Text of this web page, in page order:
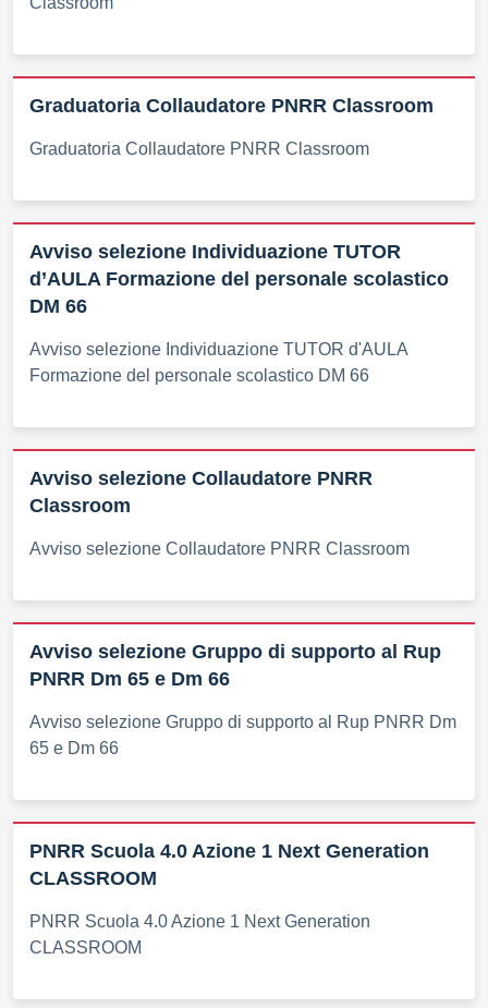
Graduatoria Collaudatore PNRR Classroom
Graduatoria Collaudatore PNRR Classroom
Avviso selezione Individuazione TUTOR
d’AULA Formazione del personale scolastico
DM 66
Avviso selezione Individuazione TUTOR d'AULA
Formazione del personale scolastico DM 66
Avviso selezione Collaudatore PNRR
Classroom
Avviso selezione Collaudatore PNRR Classroom
Avviso selezione Gruppo di supporto al Rup
PNRR Dm 65 e Dm 66
Avviso selezione Gruppo di supporto al Rup PNRR Dm
65 e Dm 66
PNRR Scuola 4.0 Azione 1 Next Generation
CLASSROOM
PNRR Scuola 4.0 Azione 1 Next Generation
CLASSROOM